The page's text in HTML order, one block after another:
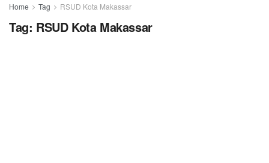
Home Tag RSUD Kota Makassar
Tag: RSUD Kota Makassar